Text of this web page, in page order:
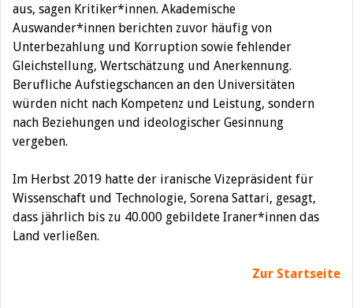
aus, sagen Kritiker*innen. Akademische
Auswander*innen berichten zuvor häufig von
Unterbezahlung und Korruption sowie fehlender
Gleichstellung, Wertschätzung und Anerkennung.
Berufliche Aufstiegschancen an den Universitäten
würden nicht nach Kompetenz und Leistung, sondern
nach Beziehungen und ideologischer Gesinnung
vergeben.
Im Herbst 2019 hatte der iranische Vizepräsident für
Wissenschaft und Technologie, Sorena Sattari, gesagt,
dass jährlich bis zu 40.000 gebildete Iraner*innen das
Land verließen.
Zur Startseite